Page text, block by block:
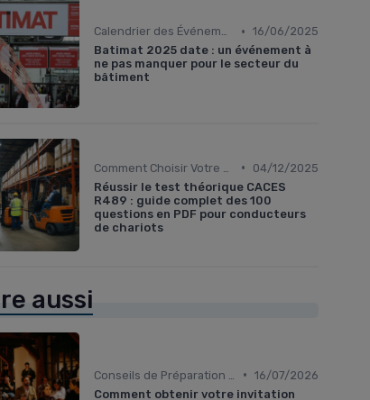
Calendrier des Événements par Secteur • 16/06/2025
Batimat 2025 date : un événement à
ne pas manquer pour le secteur du
bâtiment
•
04/12/2025
Réussir le test théorique CACES
R489 : guide complet des 100
questions en PDF pour conducteurs
de chariots
aussi
• 16/07/2026
Comment obtenir votre invitation